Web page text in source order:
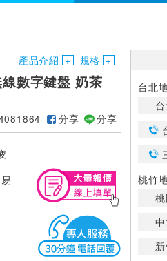
產品介紹 規格
數字鍵盤 奶茶
分享 分享
台北
桃竹